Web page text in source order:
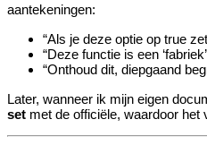
aantekeningen:
“Als je deze optie op true
“Deze functie is een
“Onthoud dit, diepgaand
Later, wanneer ik mijn eigen
set met de officiële, waardoor het